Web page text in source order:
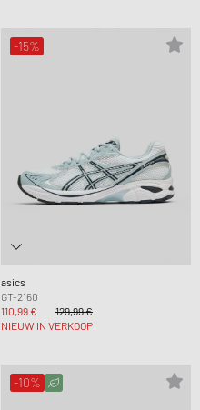
-15%
asics
GT-2160
110,99 €
129,99 €
NIEUW IN VERKOOP
-10%